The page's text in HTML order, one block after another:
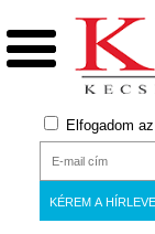
Elfogadom az